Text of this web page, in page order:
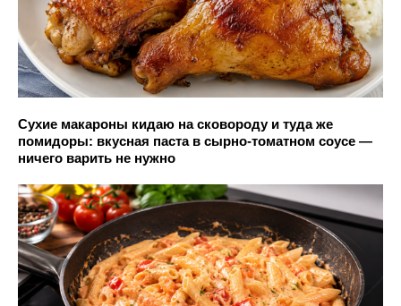
Сухие макароны кидаю на сковороду и туда же
помидоры: вкусная паста в сырно-томатном соусе —
ничего варить не нужно